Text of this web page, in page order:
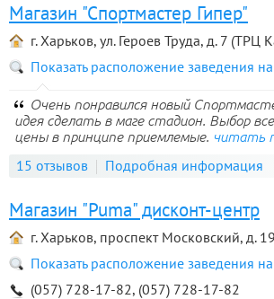
Магазин "Спортмастер Гипер"
г. Харьков, ул. Героев Труда, д. 7 (ТРЦ
Показать расположение заведения
Очень понравился новый
идея сделать в маге стадион. Выбор
цены в принципе приемлемые. читать
15 отзывов Подробная информация
Магазин "Puma" дисконт-центр
г. Харьков, проспект Московский, д.
Показать расположение заведения
(057) 728-17-82, (057) 728-17-82